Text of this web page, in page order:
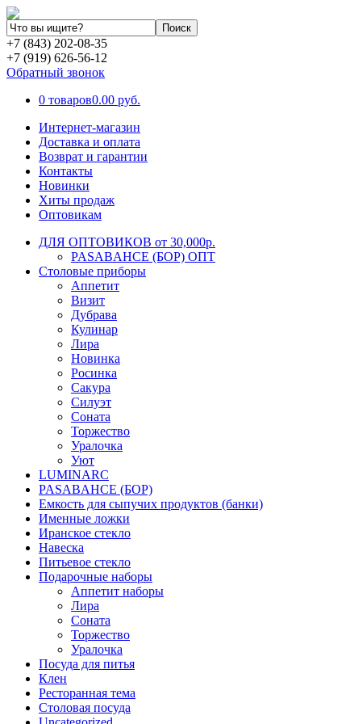
+7 (843) 202-08-35
+7 (919) 626-56-12
Обратный звонок
0 товаров0.00 руб.
Интернет-магазин
Доставка и оплата
Возврат и гарантии
Контакты
Новинки
Хиты продаж
Оптовикам
ДЛЯ ОПТОВИКОВ от 30,000р.
PASABAHCE (БОР) ОПТ
Столовые приборы
Аппетит
Визит
Дубрава
Кулинар
Лира
Новинка
Росинка
Сакура
Силуэт
Соната
Торжество
Уралочка
Уют
LUMINARC
PASABAHCE (БОР)
Емкость для сыпучих продуктов (банки)
Именные ложки
Иранское стекло
Навеска
Питьевое стекло
Подарочные наборы
Аппетит наборы
Лира
Соната
Торжество
Уралочка
Посуда для питья
Клен
Ресторанная тема
Столовая посуда